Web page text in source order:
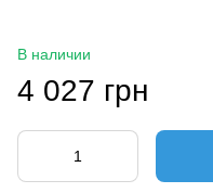
В наличии
4 027 грн